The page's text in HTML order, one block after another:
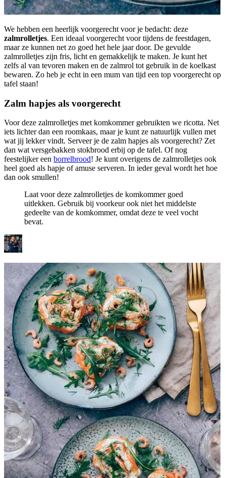
We hebben een heerlijk voorgerecht voor je bedacht: deze
zalmrolletjes. Een ideaal voorgerecht voor tijdens de feestdagen,
maar ze kunnen net zo goed het hele jaar door. De gevulde
zalmrolletjes zijn fris, licht en gemakkelijk te maken. Je kunt het
zelfs al van tevoren maken en de zalmrol tot gebruik in de koelkast
bewaren. Zo heb je echt in een mum van tijd een top voorgerecht op
tafel staan!
Zalm hapjes als voorgerecht
Voor deze zalmrolletjes met komkommer gebruikten we ricotta. Net
iets lichter dan een roomkaas, maar je kunt ze natuurlijk vullen met
wat jij lekker vindt. Serveer je de zalm hapjes als voorgerecht? Zet
dan wat versgebakken stokbrood erbij op de tafel. Of nog
feestelijker een borrelbrood! Je kunt overigens de zalmrolletjes ook
heel goed als hapje of amuse serveren. In ieder geval wordt het hoe
dan ook smullen!
Laat voor deze zalmrolletjes de komkommer goed
uitlekken. Gebruik bij voorkeur ook niet het middelste
gedeelte van de komkommer, omdat deze te veel vocht
bevat.